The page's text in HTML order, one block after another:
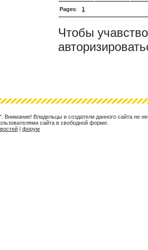
Pages: 1
Чтобы
Внимание! Владельцы и создатели данного сайта не
сайта в свободной форме.
| форум